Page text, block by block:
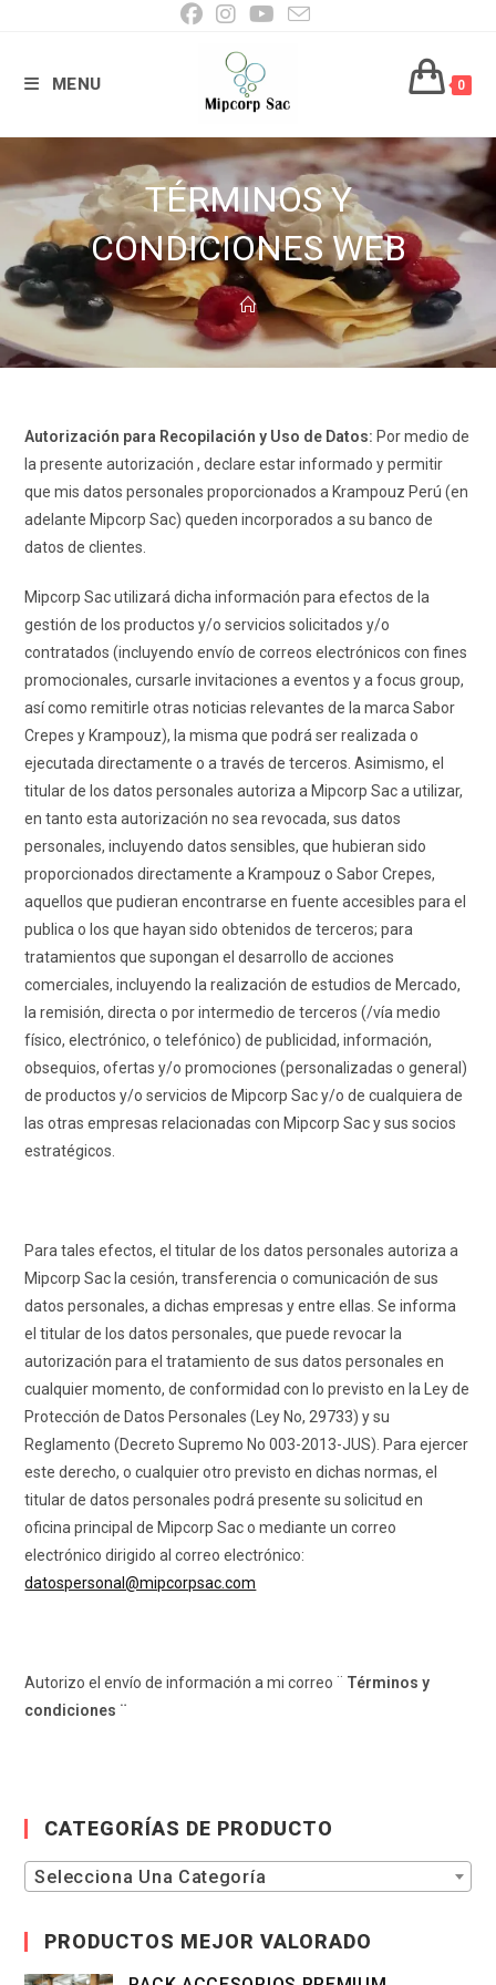
MENU 0
TÉRMINOS Y
CONDICIONES WEB
Autorización para Recopilación y Uso de Datos: Por medio de
la presente autorización , declare estar informado y permitir
que mis datos personales proporcionados a Krampouz Perú (en
adelante Mipcorp Sac) queden incorporados a su banco de
datos de clientes.
Mipcorp Sac utilizará dicha información para efectos de la
gestión de los productos y/o servicios solicitados y/o
contratados (incluyendo envío de correos electrónicos con fines
promocionales, cursarle invitaciones a eventos y a focus group,
así como remitirle otras noticias relevantes de la marca Sabor
Crepes y Krampouz), la misma que podrá ser realizada o
ejecutada directamente o a través de terceros. Asimismo, el
titular de los datos personales autoriza a Mipcorp Sac a utilizar,
en tanto esta autorización no sea revocada, sus datos
personales, incluyendo datos sensibles, que hubieran sido
proporcionados directamente a Krampouz o Sabor Crepes,
aquellos que pudieran encontrarse en fuente accesibles para el
publica o los que hayan sido obtenidos de terceros; para
tratamientos que supongan el desarrollo de acciones
comerciales, incluyendo la realización de estudios de Mercado,
la remisión, directa o por intermedio de terceros (/vía medio
físico, electrónico, o telefónico) de publicidad, información,
obsequios, ofertas y/o promociones (personalizadas o general)
de productos y/o servicios de Mipcorp Sac y/o de cualquiera de
las otras empresas relacionadas con Mipcorp Sac y sus socios
estratégicos.
Para tales efectos, el titular de los datos personales autoriza a
Mipcorp Sac la cesión, transferencia o comunicación de sus
datos personales, a dichas empresas y entre ellas. Se informa
el titular de los datos personales, que puede revocar la
autorización para el tratamiento de sus datos personales en
cualquier momento, de conformidad con lo previsto en la Ley de
Protección de Datos Personales (Ley No, 29733) y su
Reglamento (Decreto Supremo No 003-2013-JUS). Para ejercer
este derecho, o cualquier otro previsto en dichas normas, el
titular de datos personales podrá presente su solicitud en
oficina principal de Mipcorp Sac o mediante un correo
electrónico dirigido al correo electrónico:
datospersonal@mipcorpsac.com
Autorizo el envío de información a mi correo ¨ Términos y
condiciones ¨
CATEGORÍAS DE PRODUCTO
Selecciona Una Categoría
PRODUCTOS MEJOR VALORADO